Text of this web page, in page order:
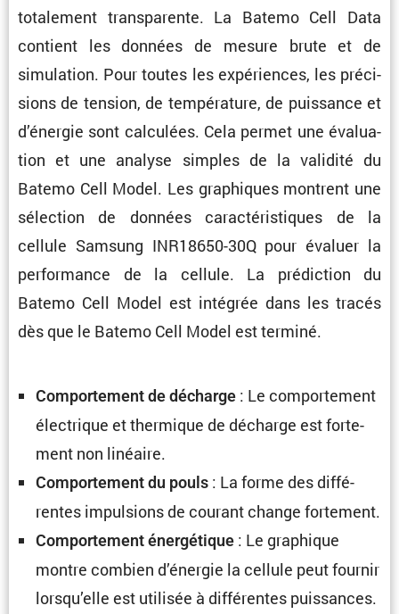
totale­ment trans­pa­rente. La Batemo Cell Data
contient les données de mesure brute et de
simula­tion. Pour toutes les expériences, les préci­
sions de tension, de tempé­ra­ture, de puissance et
d’énergie sont calcu­lées. Cela permet une évalua­
tion et une analyse simples de la validité du
Batemo Cell Model. Les graphiques montrent une
sélec­tion de données carac­té­ris­tiques de la
cellule Samsung INR18650-30Q pour évaluer la
perfor­mance de la cellule. La prédic­tion du
Batemo Cell Model est intégrée dans les tracés
dès que le Batemo Cell Model est terminé.
Compor­te­ment de décharge : Le compor­te­ment
électrique et thermique de décharge est forte­
ment non linéaire.
Compor­te­ment du pouls : La forme des diffé­
rentes impul­sions de courant change fortement.
Compor­te­ment énergé­tique : Le graphique
montre combien d’énergie la cellule peut fournir
lorsqu’elle est utilisée à diffé­rentes puissances.